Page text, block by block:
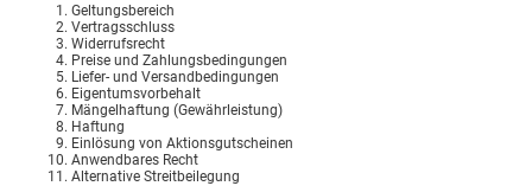
Geltungsbereich
Vertragsschluss
Widerrufsrecht
Preise und Zahlungsbedingungen
Liefer- und Versandbedingungen
Eigentumsvorbehalt
Mängelhaftung (Gewährleistung)
Haftung
Einlösung von Aktionsgutscheinen
Anwendbares Recht
Alternative Streitbeilegung